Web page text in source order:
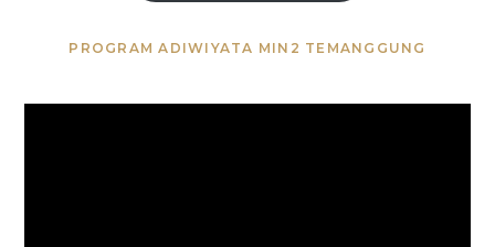
PROGRAM ADIWIYATA MIN2 TEMANGGUNG